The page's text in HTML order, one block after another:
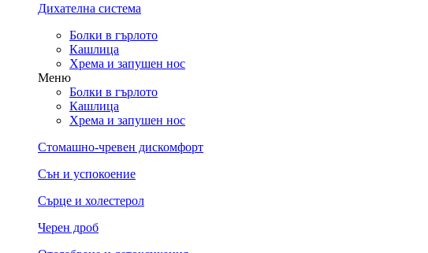
Дихателна система
Болки в гърлото
Кашлица
Хрема и запушен нос
Меню
Болки в гърлото
Кашлица
Хрема и запушен нос
Стомашно-чревен дискомфорт
Сън и успокоение
Сърце и холестерол
Черен дроб